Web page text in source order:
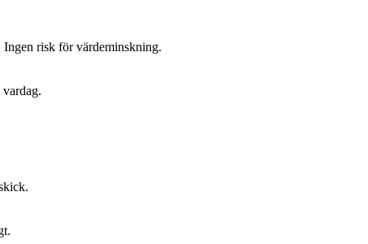
Ingen risk för värdeminskning.